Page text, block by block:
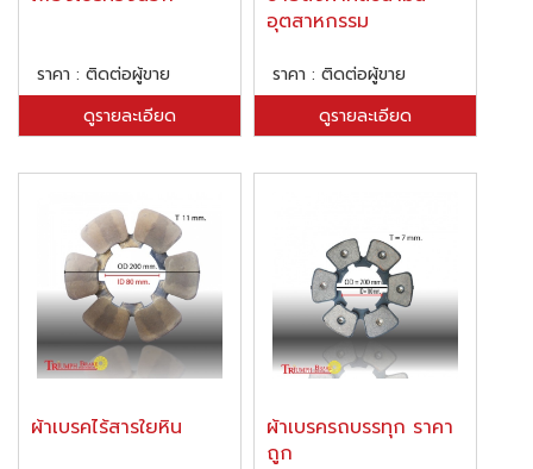
ราคา : ติดต่อผู้ขาย
ดูรายละเอียด
อุตสาหกรรม
ราคา : ติดต่อผู้ขาย
ดูรายละเอียด
ผ้าเบรคไร้สารใยหิน
ผ้าเบรครถบรรทุก ราคา
ถูก